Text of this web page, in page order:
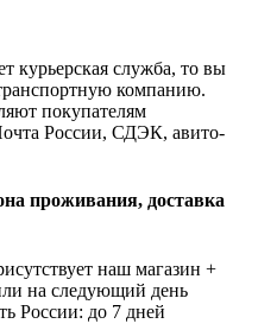
курьерская служба, то вы
компанию.
покупателям
России, СДЭК, авито-
проживания, доставка
наш магазин +
на следующий день
России: до 7 дней